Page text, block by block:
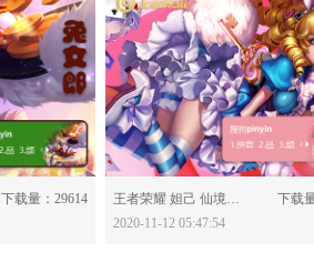
下载量：29614
分享：
王者荣耀 妲己 仙境爱丽丝-616839
下载
2020-11-12 05:47:54